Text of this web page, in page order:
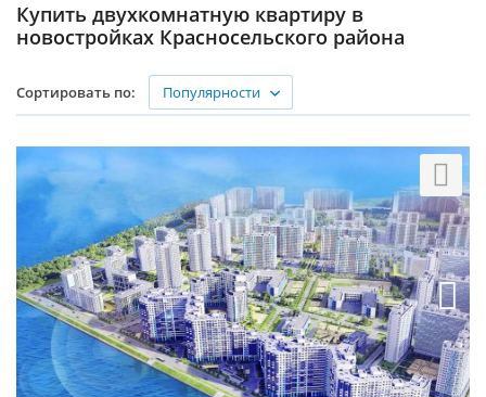
Купить двухкомнатную квартиру в
новостройках Красносельского района
Сортировать по: Популярности